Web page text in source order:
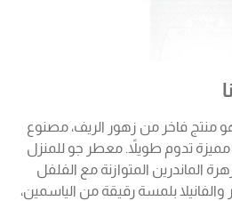
مل – آنا هو منتج فاخر من زهور الريف، مصنوع
مميزة تدوم طويلاً. معطر جو للمنزل
الماندرين المتوازنة مع الفلفل
بلمسة رقيقة من الياسمين،